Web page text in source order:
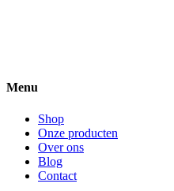
Menu
Shop
Onze producten
Over ons
Blog
Contact